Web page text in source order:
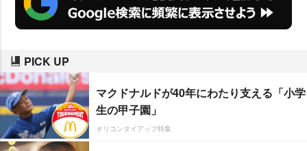
PICK UP
マクドナルドが40年にわたり支える「小学
生の甲子園」
オリコンタイアップ特集